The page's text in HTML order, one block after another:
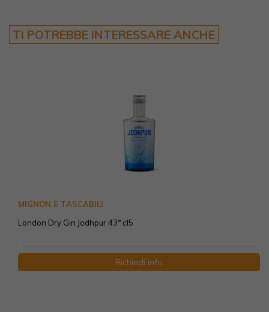
TI POTREBBE INTERESSARE ANCHE
MIGNON E TASCABILI
London Dry Gin Jodhpur 43° cl5
Richiedi info